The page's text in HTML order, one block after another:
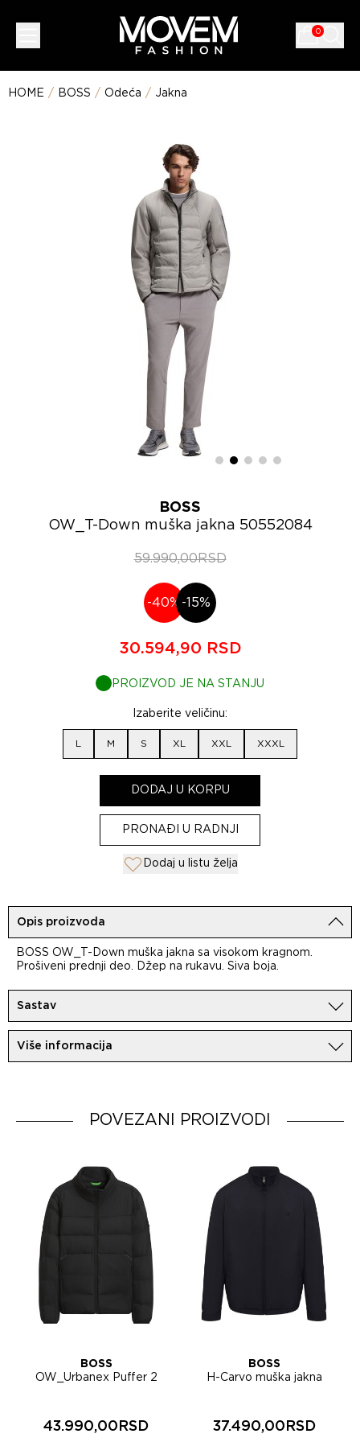
0
HOME / BOSS / Odeća / Jakna
BOSS
OW_T-Down muška jakna 50552084
59.990,00RSD
-40% -15%
30.594,90 RSD
PROIZVOD JE NA STANJU
Izaberite veličinu:
L M S XL XXL XXXL
DODAJ U KORPU
PRONAĐI U RADNJI
Dodaj u listu želja
Opis proizvoda
BOSS OW_T-Down muška jakna sa visokom kragnom.
Prošiveni prednji deo. Džep na rukavu. Siva boja.
Sastav
Više informacija
POVEZANI PROIZVODI
BOSS
OW_Urbanex Puffer 2
43.990,00RSD
BOSS
H-Carvo muška jakna
37.490,00RSD